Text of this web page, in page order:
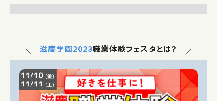
滋慶学園2023職業体験フェスタとは？